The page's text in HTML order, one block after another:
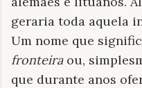
geraria toda aquela
Um nome que
fronteiraou,
que durante anos